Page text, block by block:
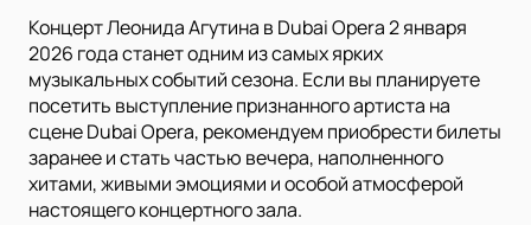
Концерт Леонида Агутина в Dubai Opera 2 января
2026 года станет одним из самых ярких
музыкальных событий сезона. Если вы планируете
посетить выступление признанного артиста на
сцене Dubai Opera, рекомендуем приобрести билеты
заранее и стать частью вечера, наполненного
хитами, живыми эмоциями и особой атмосферой
настоящего концертного зала.